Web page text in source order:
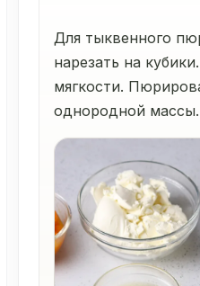
Для тыквенного
нарезать на
мягкости.
однородной массы.